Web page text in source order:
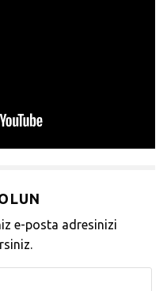
e-posta adresinizi